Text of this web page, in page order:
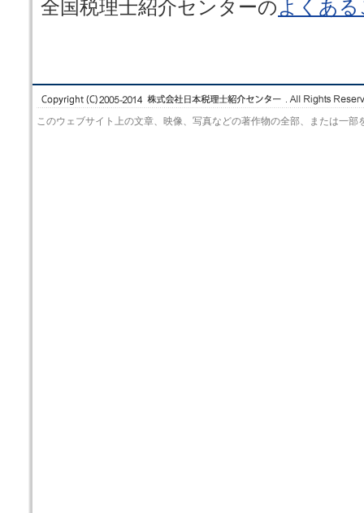
全国税理士紹介センターのよくあ
このウェブサイト上の文章、映像、写真などの著作物の全部、または一